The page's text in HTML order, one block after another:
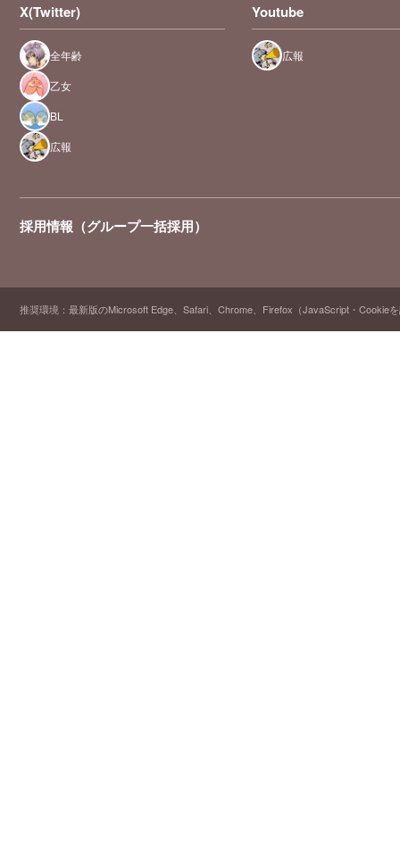
X(Twitter)
全年齢
乙女
BL
広報
Youtube
広報
採用情報（グループ一括採用）
推奨環境：最新版のMicrosoft Edge、Safari、Chrome、Firefox（JavaScript・Cookie